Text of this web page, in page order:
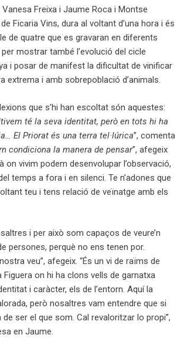
Freixa i Jaume Roca i Montse
Ficaria Vins, dura al voltant d’una hora i és
de quatre que es gravaran en diferents
mostrar també l’evolució del cicle
i posar de manifest la dificultat de vinificar
extrema i amb sobrepoblació d’animals.
que s’hi han escoltat són aquestes:
té la seva identitat, però en tots hi ha
El Priorat és una terra tel·lúrica”, comenta
condiciona la manera de pensar”, afegeix
on vivim podem desenvolupar l’observació,
temps a fora i en silenci. Te n’adones que
teu i tens relació de veïnatge amb els
i per això som capaços de veure’n
persones, perquè no ens tenen por.
veu”, afegeix. “És un vi de raïms de
on hi ha clons vells de garnatxa
i caràcter, els de l’entorn. Aquí la
però nosaltres vam entendre que si
de ser el que som. Cal revaloritzar lo propi”,
en Jaume.